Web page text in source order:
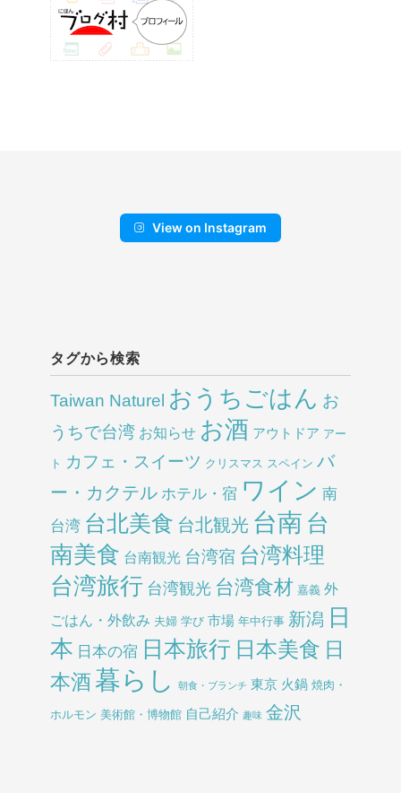
View on Instagram
タグから検索
Taiwan Naturel おうちごはん お
うちで台湾 お知らせ お酒 アウトドア アー
ト カフェ・スイーツ クリスマス スペイン バ
ー・カクテル ホテル・宿 ワイン 南
台湾 台北美食 台北観光 台南 台
南美食 台南観光 台湾宿 台湾料理
台湾旅行 台湾観光 台湾食材 嘉義 外
ごはん・外飲み 夫婦 学び 市場 年中行事 新潟 日
本 日本の宿 日本旅行 日本美食 日
本酒 暮らし 朝食・ブランチ 東京 火鍋 焼肉・
ホルモン 美術館・博物館 自己紹介 趣味 金沢